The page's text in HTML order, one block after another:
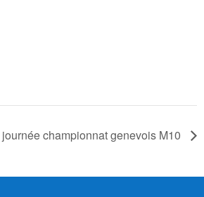
championnat genevois M10